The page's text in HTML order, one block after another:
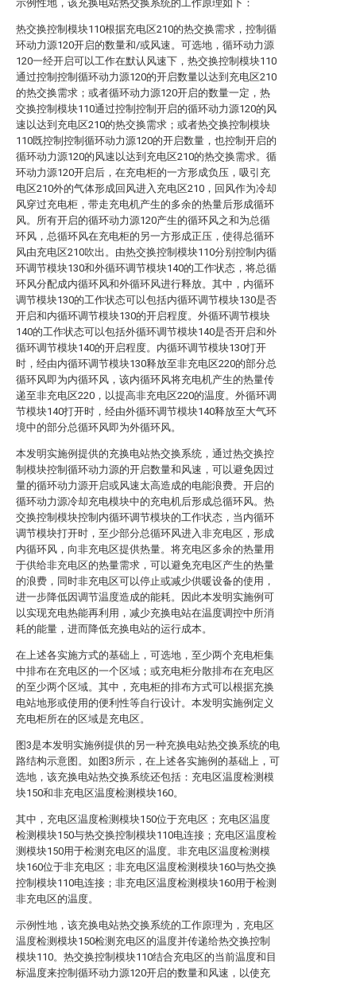
示例性地，该充换电站热交换系统的工作原理如下：
热交换控制模块110根据充电区210的热交换需求，控制循
环动力源120开启的数量和/或风速。可选地，循环动力源
120一经开启可以工作在默认风速下，热交换控制模块110
通过控制控制循环动力源120的开启数量以达到充电区210
的热交换需求；或者循环动力源120开启的数量一定，热
交换控制模块110通过控制控制开启的循环动力源120的风
速以达到充电区210的热交换需求；或者热交换控制模块
110既控制控制循环动力源120的开启数量，也控制开启的
循环动力源120的风速以达到充电区210的热交换需求。循
环动力源120开启后，在充电柜的一方形成负压，吸引充
电区210外的气体形成回风进入充电区210，回风作为冷却
风穿过充电柜，带走充电机产生的多余的热量后形成循环
风。所有开启的循环动力源120产生的循环风之和为总循
环风，总循环风在充电柜的另一方形成正压，使得总循环
风由充电区210吹出。由热交换控制模块110分别控制内循
环调节模块130和外循环调节模块140的工作状态，将总循
环风分配成内循环风和外循环风进行释放。其中，内循环
调节模块130的工作状态可以包括内循环调节模块130是否
开启和内循环调节模块130的开启程度。外循环调节模块
140的工作状态可以包括外循环调节模块140是否开启和外
循环调节模块140的开启程度。内循环调节模块130打开
时，经由内循环调节模块130释放至非充电区220的部分总
循环风即为内循环风，该内循环风将充电机产生的热量传
递至非充电区220，以提高非充电区220的温度。外循环调
节模块140打开时，经由外循环调节模块140释放至大气环
境中的部分总循环风即为外循环风。
本发明实施例提供的充换电站热交换系统，通过热交换控
制模块控制循环动力源的开启数量和风速，可以避免因过
量的循环动力源开启或风速太高造成的电能浪费。开启的
循环动力源冷却充电模块中的充电机后形成总循环风。热
交换控制模块控制内循环调节模块的工作状态，当内循环
调节模块打开时，至少部分总循环风进入非充电区，形成
内循环风，向非充电区提供热量。将充电区多余的热量用
于供给非充电区的热量需求，可以避免充电区产生的热量
的浪费，同时非充电区可以停止或减少供暖设备的使用，
进一步降低因调节温度造成的能耗。因此本发明实施例可
以实现充电热能再利用，减少充换电站在温度调控中所消
耗的能量，进而降低充换电站的运行成本。
在上述各实施方式的基础上，可选地，至少两个充电柜集
中排布在充电区的一个区域；或充电柜分散排布在充电区
的至少两个区域。其中，充电柜的排布方式可以根据充换
电站地形或使用的便利性等自行设计。本发明实施例定义
充电柜所在的区域是充电区。
图3是本发明实施例提供的另一种充换电站热交换系统的电
路结构示意图。如图3所示，在上述各实施例的基础上，可
选地，该充换电站热交换系统还包括：充电区温度检测模
块150和非充电区温度检测模块160。
其中，充电区温度检测模块150位于充电区；充电区温度
检测模块150与热交换控制模块110电连接；充电区温度检
测模块150用于检测充电区的温度。非充电区温度检测模
块160位于非充电区；非充电区温度检测模块160与热交换
控制模块110电连接；非充电区温度检测模块160用于检测
非充电区的温度。
示例性地，该充换电站热交换系统的工作原理为，充电区
温度检测模块150检测充电区的温度并传递给热交换控制
模块110。热交换控制模块110结合充电区的当前温度和目
标温度来控制循环动力源120开启的数量和风速，以使充